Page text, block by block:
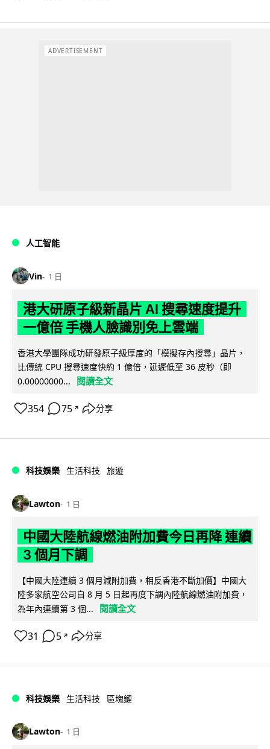
ADVERTISEMENT
人工智能
Vin 1 日
港大研原子級新晶片 AI 搜尋速度提升
一億倍 手機人臉識別免上雲端
香港大學團隊成功研發原子級厚度的「模擬存內搜尋」晶片，
比傳統 CPU 搜尋速度快約 1 億倍，延遲低至 36 皮秒（即
0.00000000...
閱讀全文
354 75 ↗ 分享
科技娛樂 生活科技 旅遊
Lawton 1 日
中國大陸航線燃油附加費今日再降 連續
3 個月下調
【中國大陸連續 3 個月減附加費，相反香港不斷加價】中國大
陸多家航空公司自 8 月 5 日起再度下調內陸航線燃油附加費，
為年內連續第 3 個...
閱讀全文
31 5 ↗ 分享
科技娛樂 生活科技 區塊鏈
Lawton 1 日